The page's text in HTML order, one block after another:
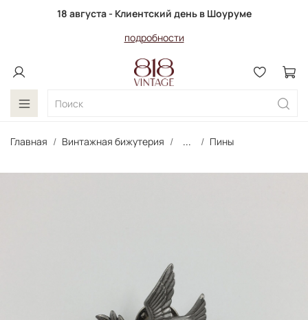
18 августа - Клиентский день в Шоуруме
подробности
Главная Винтажная бижутерия ... Пины